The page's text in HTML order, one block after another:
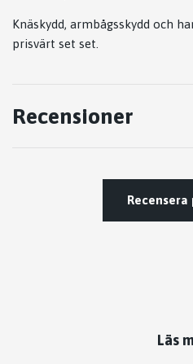
Knäskydd, armbågsskydd och
prisvärt set set.
Recensioner
Läs